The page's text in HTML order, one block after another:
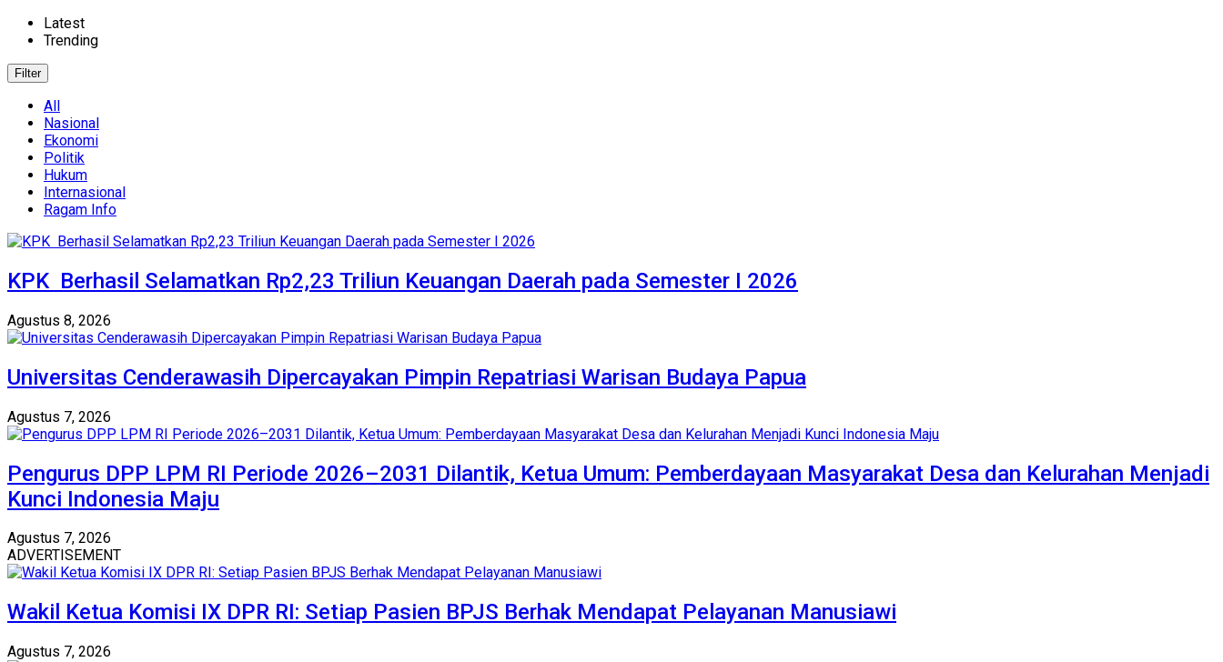
Latest
Trending
Filter
All
Nasional
Ekonomi
Politik
Hukum
Internasional
Ragam Info
KPK Berhasil Selamatkan Rp2,23 Triliun Keuangan Daerah pada Semester I 2026
Agustus 8, 2026
Universitas Cenderawasih Dipercayakan Pimpin Repatriasi Warisan Budaya Papua
Agustus 7, 2026
Pengurus DPP LPM RI Periode 2026–2031 Dilantik, Ketua Umum: Pemberdayaan Masyarakat Desa dan Kelurahan Menjadi
Kunci Indonesia Maju
Agustus 7, 2026
ADVERTISEMENT
Wakil Ketua Komisi IX DPR RI: Setiap Pasien BPJS Berhak Mendapat Pelayanan Manusiawi
Agustus 7, 2026